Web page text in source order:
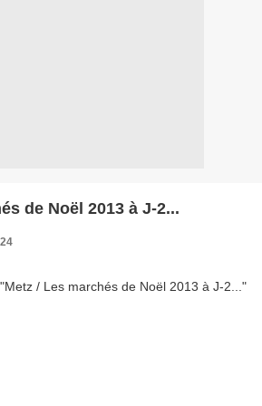
de Noël 2013 à J-2...